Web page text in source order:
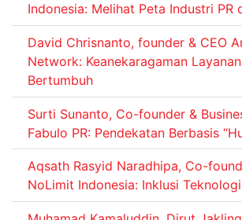
Indonesia: Melihat Peta Industri PR
David Chrisnanto, founder & CEO
Network: Keanekaragaman
Bertumbuh
Surti Sunanto, Co-founder &
Fabulo PR: Pendekatan Berbasis
Aqsath Rasyid Naradhipa, Co-
NoLimit Indonesia: Inklusi